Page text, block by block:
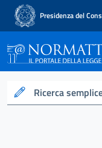
Presidenza del
Ricerca